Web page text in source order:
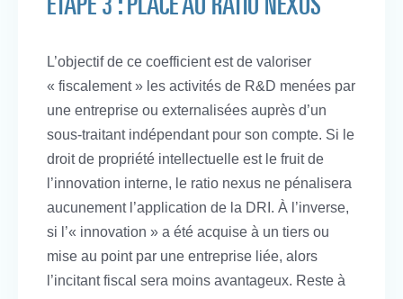
L’objectif de ce coefficient est de valoriser
« fiscalement » les activités de R&D menées par
une entreprise ou externalisées auprès d’un
sous-traitant indépendant pour son compte. Si le
droit de propriété intellectuelle est le fruit de
l’innovation interne, le ratio nexus ne pénalisera
aucunement l’application de la DRI. À l’inverse,
si l’« innovation » a été acquise à un tiers ou
mise au point par une entreprise liée, alors
l’incitant fiscal sera moins avantageux. Reste à